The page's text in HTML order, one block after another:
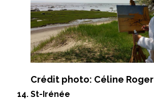
Crédit photo: Céline Roger
St-Irénée